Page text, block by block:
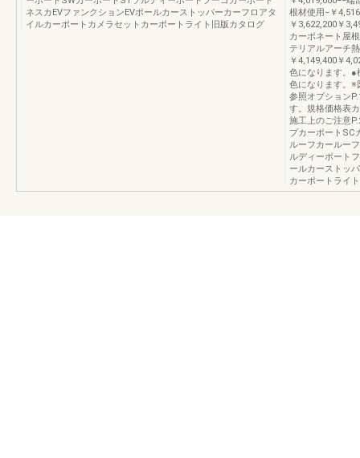
ネスカEVファンクションEVポールカーストッパーカーフロアタ
イルカーポートカメラセットカーポートライト旧版カタログ
根材使用−￥
￥3,622,200￥
カーボネート屋
テリアルアーチ
￥4,149,400￥
色になります。●
色になります。※
参照オプション
す。規格価格表
施工上のご注意
プカーポートSC
ルーフカールー
ルディーポート
ールカーストッ
カーポートライ